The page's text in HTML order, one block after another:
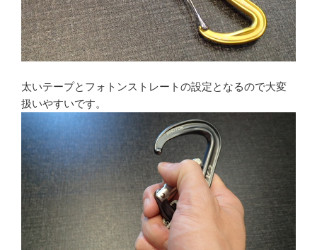
太いテープとフォトンストレートの設定となるので大変
扱いやすいです。